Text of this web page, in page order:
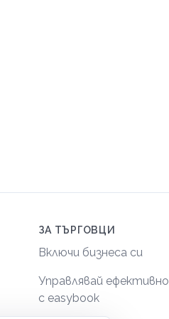
ЗА ТЪРГОВЦИ
Включи бизнеса си
Управлявай ефективно
с easybook